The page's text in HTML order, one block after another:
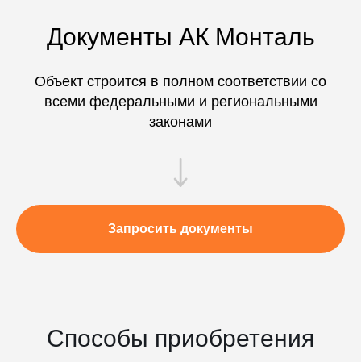
Документы АК Монталь
Объект строится в полном соответствии со
всеми федеральными и региональными
законами
Запросить документы
Способы приобретения